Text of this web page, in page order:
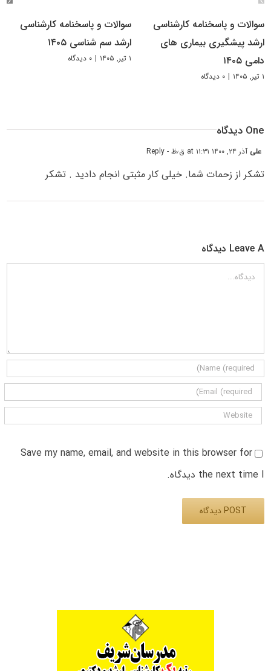
سوالات و پاسخنامه کارشناسی
ارشد پیشگیری بیماری های
دامی ۱۴۰۵
۱ تیر, ۱۴۰۵ | ۰ دیدگاه
سوالات و پاسخنامه کارشناسی
ارشد سم شناسی ۱۴۰۵
۱ تیر, ۱۴۰۵ | ۰ دیدگاه
One دیدگاه
علی آذر ۲۴, ۱۴۰۰ at ۱۱:۳۱ ق٫ظ - Reply
تشکر از زحمات شما. خیلی کار مثبتی انجام دادید . تشکر
Leave A دیدگاه
دیدگاه
Save my name, email, and website in this browser for
the next time I دیدگاه.